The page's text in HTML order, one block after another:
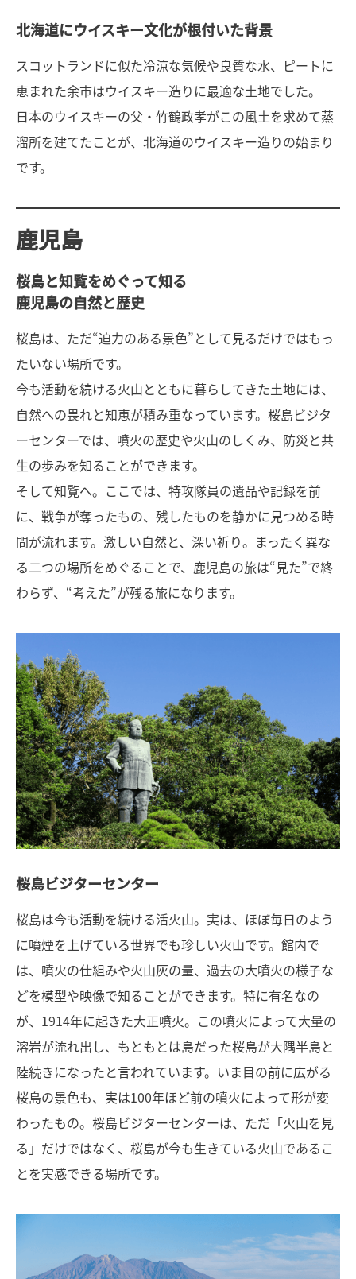
北海道にウイスキー文化が根付いた背景
スコットランドに似た冷涼な気候や良質な水、ピートに
恵まれた余市はウイスキー造りに最適な土地でした。
日本のウイスキーの父・竹鶴政孝がこの風土を求めて蒸
溜所を建てたことが、北海道のウイスキー造りの始まり
です。
鹿児島
桜島と知覧をめぐって知る
鹿児島の自然と歴史
桜島は、ただ“迫力のある景色”として見るだけではもっ
たいない場所です。
今も活動を続ける火山とともに暮らしてきた土地には、
自然への畏れと知恵が積み重なっています。桜島ビジタ
ーセンターでは、噴火の歴史や火山のしくみ、防災と共
生の歩みを知ることができます。
そして知覧へ。ここでは、特攻隊員の遺品や記録を前
に、戦争が奪ったもの、残したものを静かに見つめる時
間が流れます。激しい自然と、深い祈り。まったく異な
る二つの場所をめぐることで、鹿児島の旅は“見た”で終
わらず、“考えた”が残る旅になります。
桜島ビジターセンター
桜島は今も活動を続ける活火山。実は、ほぼ毎日のよう
に噴煙を上げている世界でも珍しい火山です。館内で
は、噴火の仕組みや火山灰の量、過去の大噴火の様子な
どを模型や映像で知ることができます。特に有名なの
が、1914年に起きた大正噴火。この噴火によって大量の
溶岩が流れ出し、もともとは島だった桜島が大隅半島と
陸続きになったと言われています。いま目の前に広がる
桜島の景色も、実は100年ほど前の噴火によって形が変
わったもの。桜島ビジターセンターは、ただ「火山を見
る」だけではなく、桜島が今も生きている火山であるこ
とを実感できる場所です。